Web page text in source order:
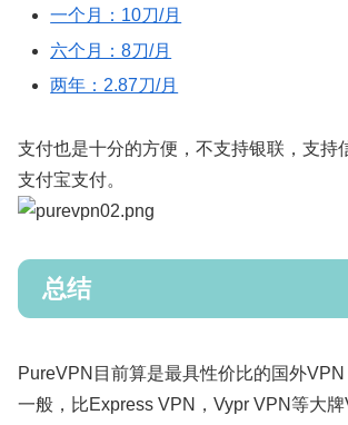
一个月：10刀/月
六个月：8刀/月
两年：2.87刀/月
支付也是十分的方便，不支持银联，支持
支付宝支付。
总结
PureVPN目前算是最具性价比的国外
一般，比Express VPN，Vypr VPN等大